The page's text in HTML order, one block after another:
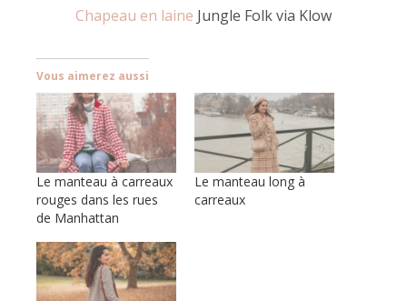
Chapeau en laine Jungle Folk via Klow
Vous aimerez aussi
Le manteau à carreaux
rouges dans les rues
de Manhattan
Le manteau long à
carreaux